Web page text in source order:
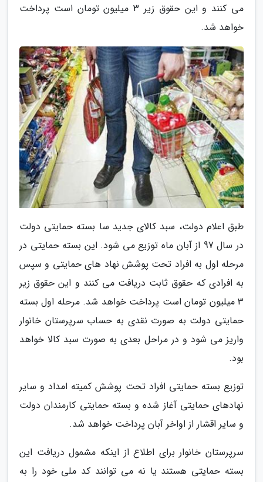
می کنند و این حقوق زیر 3 میلیون تومان است پرداخت
خواهد شد.
طبق اعلام دولت، سبد کالای جدید سا بسته حمایتی دولت
در سال 97 از آبان ماه توزیع می شود. این بسته حمایتی در
مرحله اول به افراد تحت پوشش نهاد های حمایتی و سپس
به افرادی که حقوق ثابت دریافت می کنند و این حقوق زیر
3 میلیون تومان است پرداخت خواهد شد. مرحله اول بسته
حمایتی دولت به صورت نقدی به حساب سرپرستان خانوار
واریز می شود و در مراحل بعدی به صورت سبد کالا خواهد
بود.
توزیع بسته حمایتی افراد تحت پوشش کمیته امداد و سایر
نهادهای حمایتی آغاز شده و بسته حمایتی کارمندان دولت
و سایر اقشار از اواخر آبان پرداخت خواهد شد.
سرپرستان خانوار برای اطلاع از اینکه مشمول دریافت این
بسته حمایتی هستند یا نه می توانند کد ملی خود را به